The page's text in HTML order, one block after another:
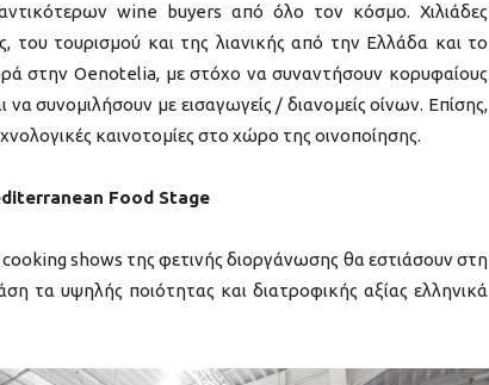
wine buyers από όλο τον κόσμο. Χιλιάδες
του τουρισμού και της λιανικής από την Ελλάδα και το
στην Οenotelia, με στόχο να συναντήσουν κορυφαίους
συνομιλήσουν με εισαγωγείς / διανομείς οίνων. Επίσης,
καινοτομίες στο χώρο της οινοποίησης.
Food Stage
shows της φετινής διοργάνωσης θα εστιάσουν στη
τα υψηλής ποιότητας και διατροφικής αξίας ελληνικά